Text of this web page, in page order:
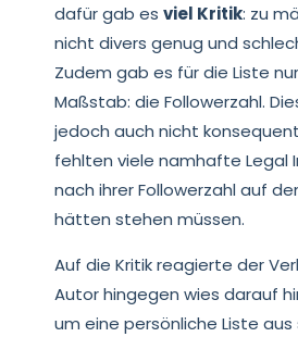
dafür gab es viel Kritik: zu
nicht divers genug und
Zudem gab es für die Liste
Maßstab: die Followerzahl.
jedoch auch nicht
fehlten viele namhafte Legal
nach ihrer Followerzahl auf
hätten stehen müssen.
Auf die Kritik reagierte der
Autor hingegen wies darauf
um eine persönliche Liste